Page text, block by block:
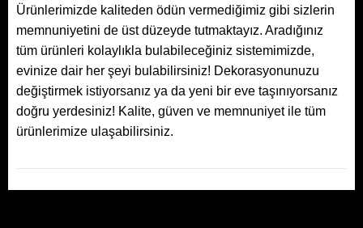
Ürünlerimizde kaliteden ödün vermediğimiz gibi sizlerin
memnuniyetini de üst düzeyde tutmaktayız. Aradığınız
tüm ürünleri kolaylıkla bulabileceğiniz sistemimizde,
evinize dair her şeyi bulabilirsiniz! Dekorasyonunuzu
değiştirmek istiyorsanız ya da yeni bir eve taşınıyorsanız
doğru yerdesiniz! Kalite, güven ve memnuniyet ile tüm
ürünlerimize ulaşabilirsiniz.